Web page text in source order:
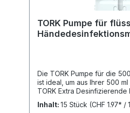
TORK Pumpe für
Die TORK Pumpe für die
ist ideal, um aus Ihrer 500
TORK Extra Desinfizierende
Flüssigkeit eine freistehende
zu machen, die flexibel
Inhalt: 15 Stück (CHF 1.97* /